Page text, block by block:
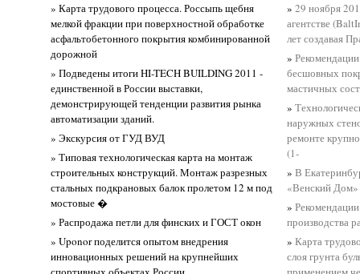
» Карта трудового процесса. Россыпь щебня
мелкой фракции при поверхностной обработке
асфальтобетонного покрытия комбинированной
дорожной
» Подведены итоги HI-TECH BUILDING 2011 -
единственной в России выставки,
демонстрирующей тенденции развития рынка
автоматизации зданий.
» Экскурсия от ГУД ВУД
» Типовая технологическая карта на монтаж
строительных конструкций. Монтаж разрезных
стальных подкрановых балок пролетом 12 м под
мостовые �
» Распродажа петли для финских и ГОСТ окон
» Uponor поделится опытом внедрения
инновационных решений на крупнейших
»29 ноября
агентстве
лет создавая
»
бесшовных
мастичных
»
наружных
ремонте
(1-
»В
«Венский Дом»
»
производства
»Карта
слоя грунта